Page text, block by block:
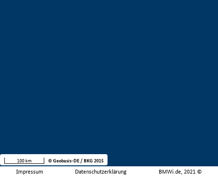
Impressum Datenschutzerklärung BMWi.de, 2021 ©
100 km © Geobasis-DE / BKG 2015